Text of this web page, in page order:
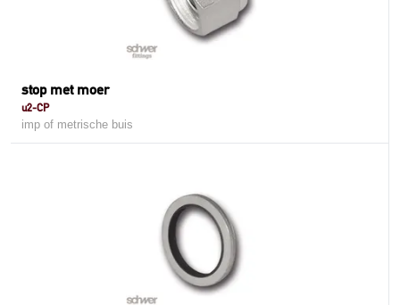
stop met moer
u2-CP
imp of metrische buis